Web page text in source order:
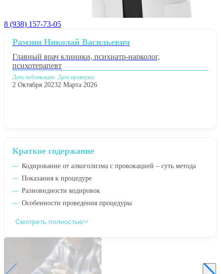
8 (938) 157-73-05
Краткое содержание
Кодирование от алкоголизма с провокацией – суть метода
Показания к процедуре
Разновидности кодировок
Особенности проведения процедуры
Смотреть полностью
Рамзин Николай Васильевич
Главный врач клиники, психиатр-нарколог,
психотерапевт
Дата публикации:
2 Октября 2023
Дата проверки:
2 Марта 2026